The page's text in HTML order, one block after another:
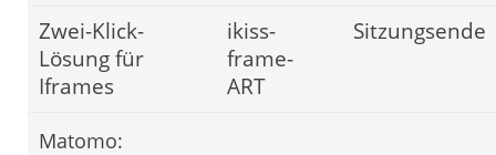
Zwei-Klick-
Lösung für
Iframes
ikiss-
frame-
ART
Sitzungsende
Matomo: